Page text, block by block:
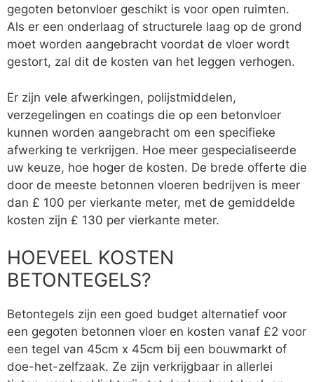
gegoten betonvloer geschikt is voor open ruimten.
Als er een onderlaag of structurele laag op de grond
moet worden aangebracht voordat de vloer wordt
gestort, zal dit de kosten van het leggen verhogen.
Er zijn vele afwerkingen, polijstmiddelen,
verzegelingen en coatings die op een betonvloer
kunnen worden aangebracht om een specifieke
afwerking te verkrijgen. Hoe meer gespecialiseerde
uw keuze, hoe hoger de kosten. De brede offerte die
door de meeste betonnen vloeren bedrijven is meer
dan £ 100 per vierkante meter, met de gemiddelde
kosten zijn £ 130 per vierkante meter.
HOEVEEL KOSTEN
BETONTEGELS?
Betontegels zijn een goed budget alternatief voor
een gegoten betonnen vloer en kosten vanaf £2 voor
een tegel van 45cm x 45cm bij een bouwmarkt of
doe-het-zelfzaak. Ze zijn verkrijgbaar in allerlei